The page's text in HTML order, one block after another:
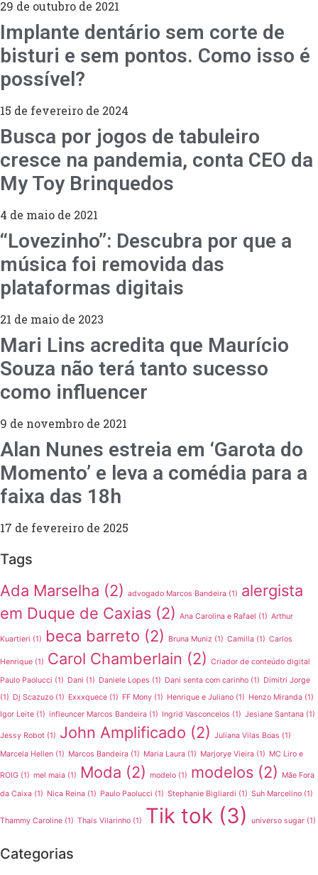
29 de outubro de 2021
Implante dentário sem corte de
bisturi e sem pontos. Como isso é
possível?
15 de fevereiro de 2024
Busca por jogos de tabuleiro
cresce na pandemia, conta CEO da
My Toy Brinquedos
4 de maio de 2021
“Lovezinho”: Descubra por que a
música foi removida das
plataformas digitais
21 de maio de 2023
Mari Lins acredita que Maurício
Souza não terá tanto sucesso
como influencer
9 de novembro de 2021
Alan Nunes estreia em ‘Garota do
Momento’ e leva a comédia para a
faixa das 18h
17 de fevereiro de 2025
Tags
Ada Marselha (2) advogado Marcos Bandeira (1) alergista
em Duque de Caxias (2) Ana Carolina e Rafael (1) Arthur
Kuartieri (1) beca barreto (2) Bruna Muniz (1) Camilla (1) Carlos
Henrique (1) Carol Chamberlain (2) Criador de conteúdo digital
Paulo Paolucci (1) Dani (1) Daniele Lopes (1) Dani senta com carinho (1) Dimitri Jorge
(1) Dj Scazuzo (1) Exxxquece (1) FF Mony (1) Henrique e Juliano (1) Henzo Miranda (1)
Igor Leite (1) infleuncer Marcos Bandeira (1) Ingrid Vasconcelos (1) Jesiane Santana (1)
Jessy Robot (1) John Amplificado (2) Juliana Vilas Boas (1)
Marcela Hellen (1) Marcos Bandeira (1) Maria Laura (1) Marjorye Vieira (1) MC Liro e
ROIG (1) mel maia (1) Moda (2) modelo (1) modelos (2)
Mãe Fora
da Caixa (1) Nica Reina (1) Paulo Paolucci (1) Stephanie Bigliardi (1) Suh Marcelino (1)
Thammy Caroline (1) Thaís Vilarinho (1) Tik tok (3) universo sugar (1)
Categorias